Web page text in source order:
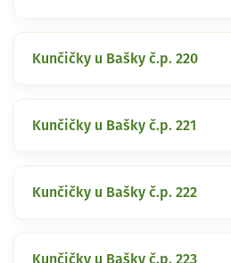
Kunčičky u Bašky č.p. 220
Kunčičky u Bašky č.p. 221
Kunčičky u Bašky č.p. 222
Kunčičky u Bašky č.p. 223